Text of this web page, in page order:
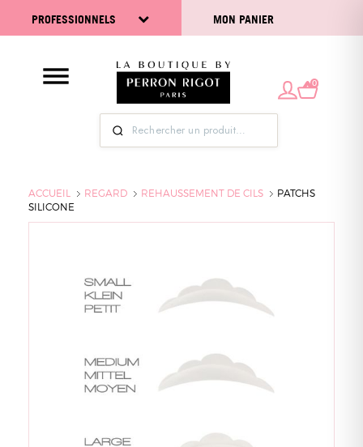
PROFESSIONNELS MON PANIER
0
ACCUEIL REGARD REHAUSSEMENT DE CILS
PATCHS
SILICONE